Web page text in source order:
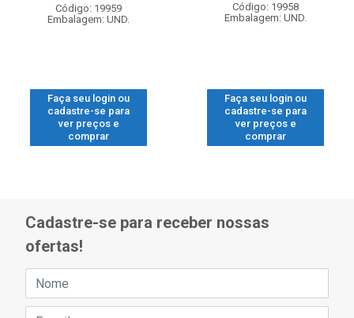
Código: 19959
Embalagem: UND.
Faça seu login ou
cadastre-se para
ver preços e
comprar
Código: 19958
Embalagem: UND.
Faça seu login ou
cadastre-se para
ver preços e
comprar
Cadastre-se para receber nossas
ofertas!